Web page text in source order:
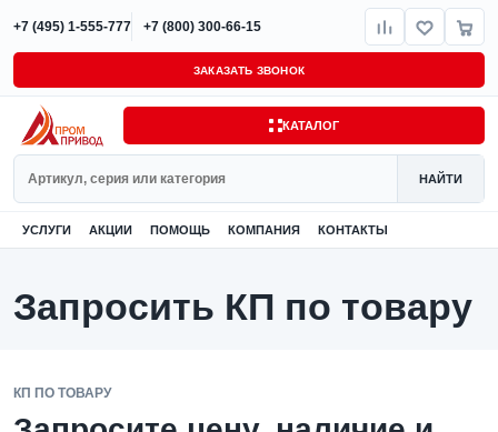
+7 (495) 1-555-777 +7 (800) 300-66-15
ЗАКАЗАТЬ ЗВОНОК
КАТАЛОГ
НАЙТИ
УСЛУГИ АКЦИИ ПОМОЩЬ КОМПАНИЯ КОНТАКТЫ
Запросить КП по товару
КП ПО ТОВАРУ